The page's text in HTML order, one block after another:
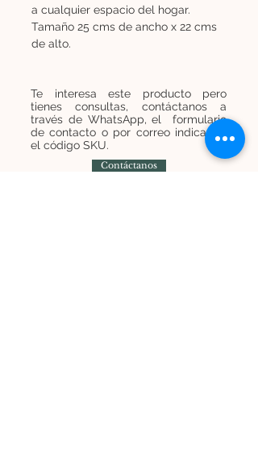
a cualquier espacio del hogar.
Tamaño 25 cms de ancho x 22 cms
de alto.
Te interesa este producto pero
tienes consultas, contáctanos a
través de WhatsApp, el formulario
de contacto o por correo indicando
el código SKU.
Contáctanos